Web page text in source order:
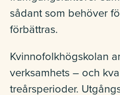
Om
sådant som behöver
förbättras.
Kvinnofolkhögskolan
verksamhets – och
treårsperioder.